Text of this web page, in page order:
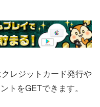
レジットカード発行や
トをGETできます。